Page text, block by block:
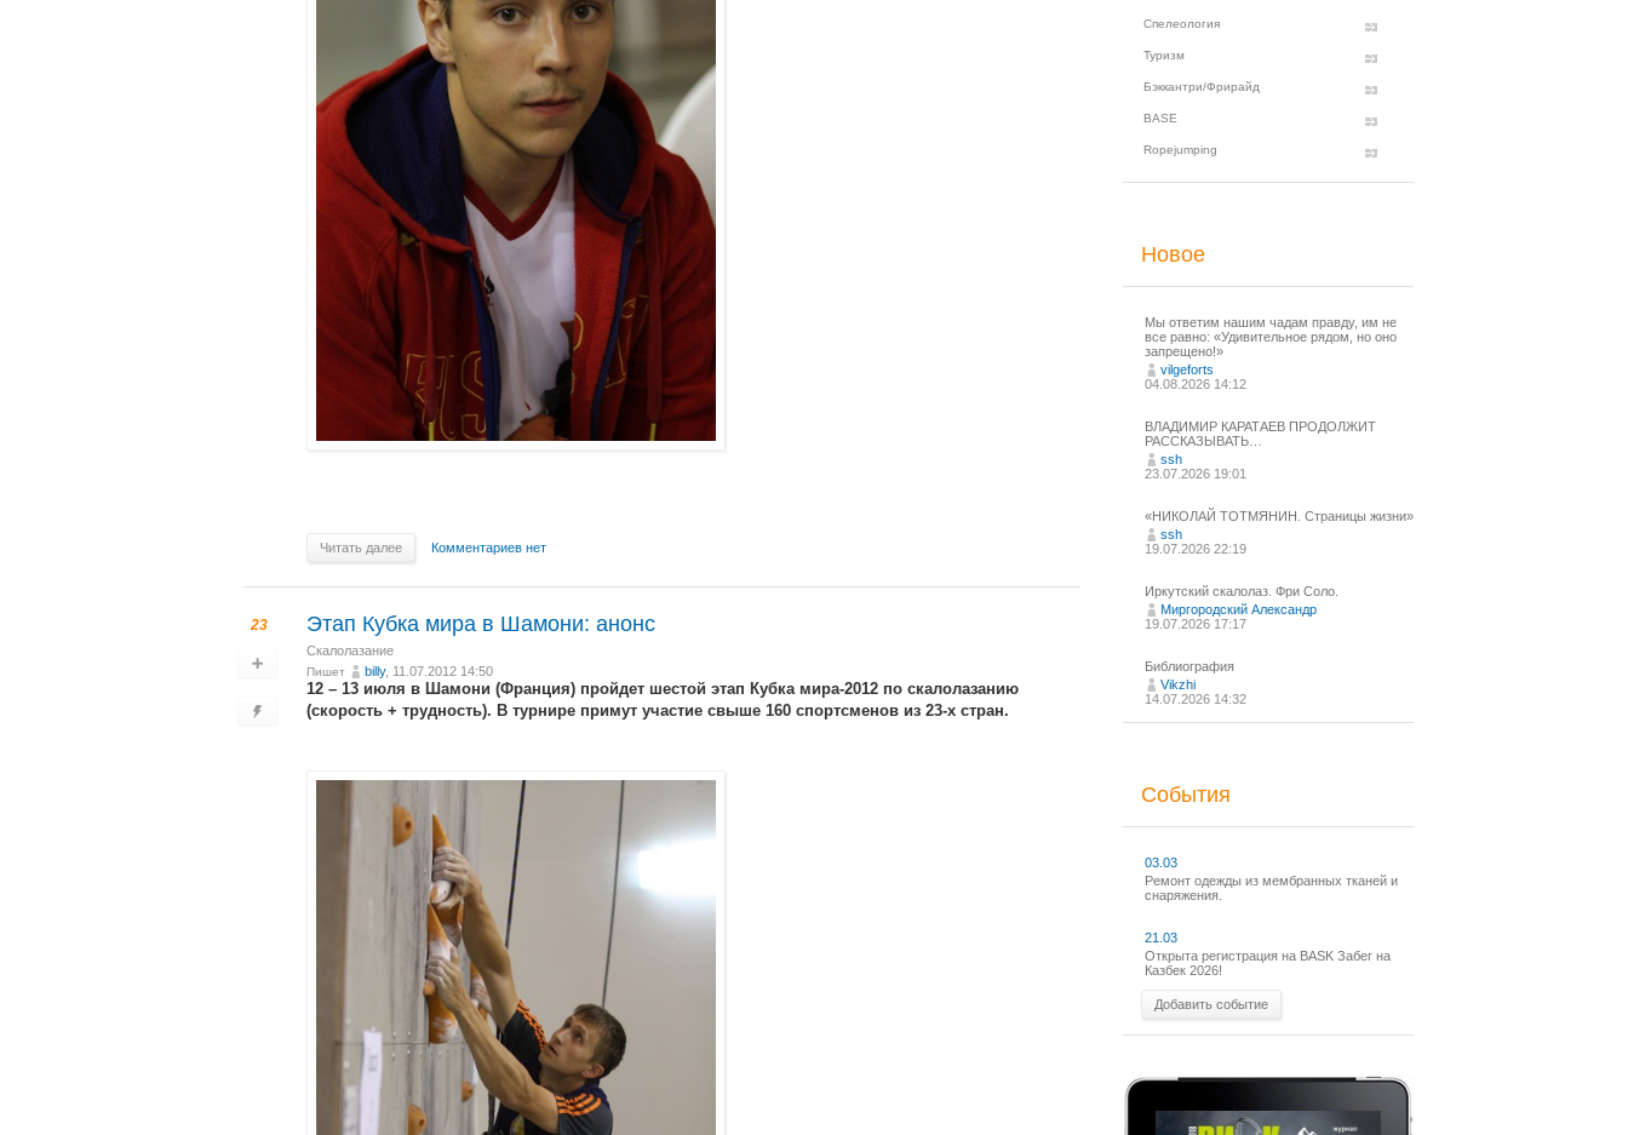
Читать далее Комментариев нет
23 Этап Кубка мира в Шамони: анонс
Скалолазание
Пишет billy, 11.07.2012 14:50
12 – 13 июля в Шамони (Франция) пройдет шестой этап Кубка мира-2012 по скалолазанию
(скорость + трудность). В турнире примут участие свыше 160 спортсменов из 23-х стран.
Спелеология
Туризм
Бэккантри/Фрирайд
BASE
Ropejumping
Новое
Мы ответим нашим чадам правду, им не
все равно: «Удивительное рядом, но оно
запрещено!»
vilgeforts
04.08.2026 14:12
ВЛАДИМИР КАРАТАЕВ ПРОДОЛЖИТ
РАССКАЗЫВАТЬ…
ssh
23.07.2026 19:01
«НИКОЛАЙ ТОТМЯНИН. Страницы жизни»
ssh
19.07.2026 22:19
Иркутский скалолаз. Фри Соло.
Миргородский Александр
19.07.2026 17:17
Библиография
Vikzhi
14.07.2026 14:32
События
03.03
Ремонт одежды из мембранных тканей и
снаряжения.
21.03
Открыта регистрация на BASK Забег на
Казбек 2026!
Добавить событие